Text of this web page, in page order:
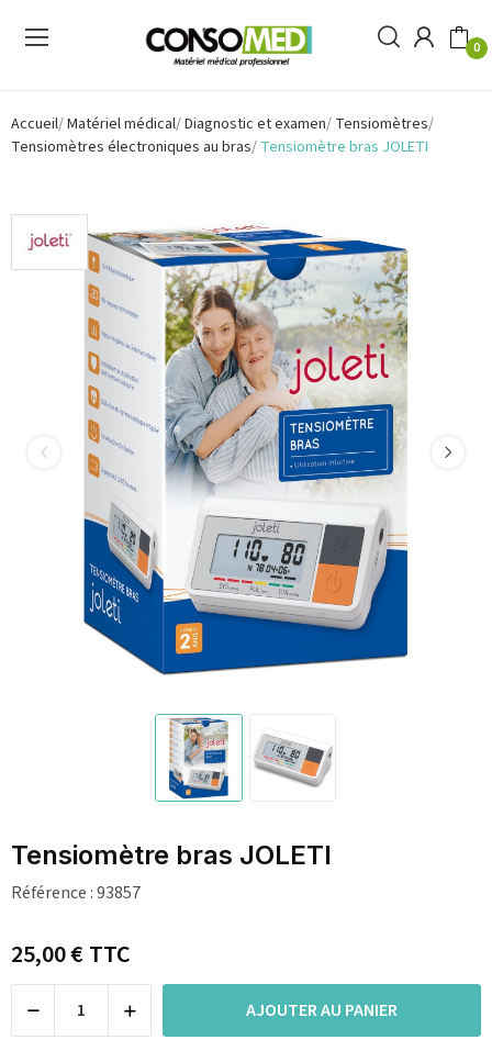
0
Accueil Matériel médical Diagnostic et examen Tensiomètres
Tensiomètres électroniques au bras Tensiomètre bras JOLETI
Tensiomètre bras JOLETI
Référence :93857
25,00 €TTC
AJOUTER AU PANIER